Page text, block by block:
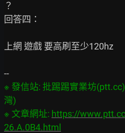
？
回答四：
上網 遊戲 要高刷至少120hz
※ 發信站: 批踢踢實業坊
灣)
※ 文章網址: https://
26.A.0B4.html